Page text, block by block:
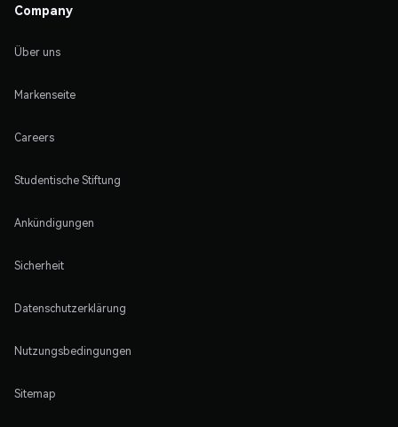
Company
Über uns
Markenseite
Careers
Studentische Stiftung
Ankündigungen
Sicherheit
Datenschutzerklärung
Nutzungsbedingungen
Sitemap